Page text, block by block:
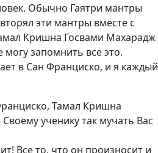
Обычно Гаятри мантры
эти мантры вместе с
Кришна Госвами Махарадж
запомнить все это.
в Сан Франциско, и я каждый
Тамал Кришна
ученику так мучать Вас
Все то, что он произносит и